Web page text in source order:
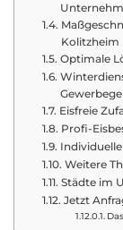
Kolitzheim
Optimale
Eisfreie
Profi-
Weitere
Städte im
Jetzt